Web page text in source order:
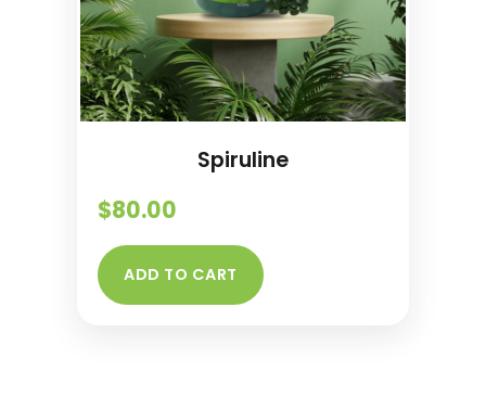
Spiruline
$80.00
ADD TO CART